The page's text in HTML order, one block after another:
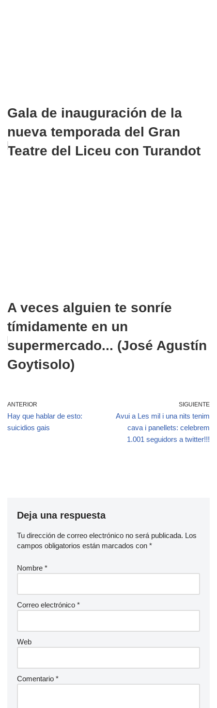
Gala de inauguración de la
nueva temporada del Gran
Teatre del Liceu con Turandot
A veces alguien te sonríe
tímidamente en un
supermercado... (José Agustín
Goytisolo)
ANTERIOR
Hay que hablar de esto:
suicidios gais
SIGUIENTE
Avui a Les mil i una nits tenim
cava i panellets: celebrem
1.001 seguidors a twitter!!!
Deja una respuesta
Tu dirección de correo electrónico no será publicada. Los
campos obligatorios están marcados con *
Nombre *
Correo electrónico *
Web
Comentario *